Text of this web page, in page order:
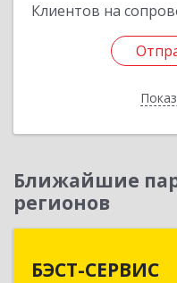
Клиентов на
Ближайшие
регионов
БЭСТ-СЕРВИС